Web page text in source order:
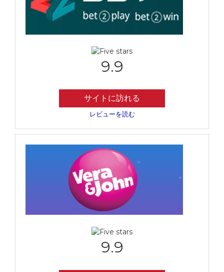
9.9
サイトに訪れる
レビューを読む
9.9